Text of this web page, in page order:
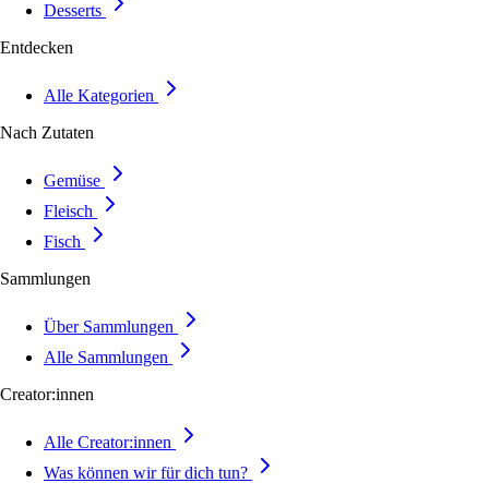
Desserts
Entdecken
Alle Kategorien
Nach Zutaten
Gemüse
Fleisch
Fisch
Sammlungen
Über Sammlungen
Alle Sammlungen
Creator:innen
Alle Creator:innen
Was können wir für dich tun?